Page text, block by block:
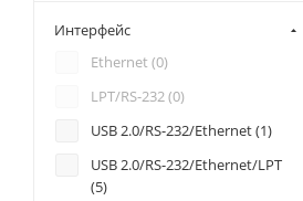
Интерфейс
Ethernet (0)
LPT/RS-232 (0)
USB 2.0/RS-232/Ethernet (1)
USB 2.0/RS-232/Ethernet/LPT
(5)